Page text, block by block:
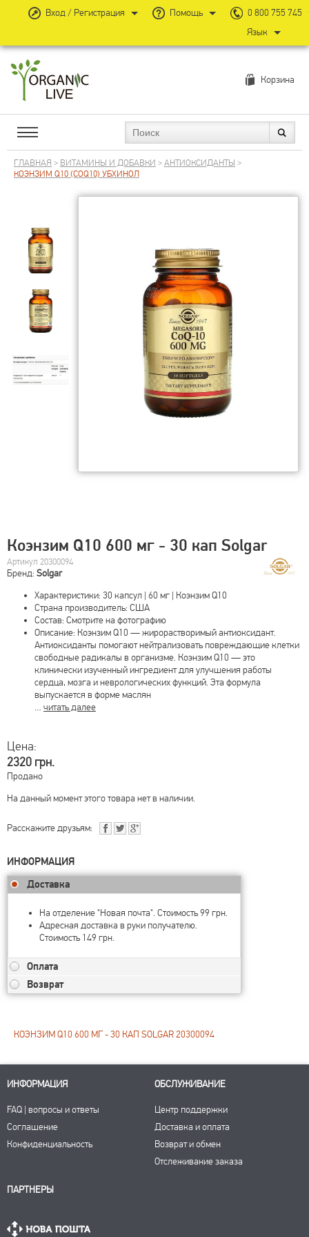
Корзина
ГЛАВНАЯ > ВИТАМИНЫ И ДОБАВКИ >АНТИОКСИДАНТЫ >
КОЭНЗИМ Q10 (COQ10) УБХИНОЛ
Коэнзим Q10 600 мг - 30 кап Solgar
Артикул 20300094
Бренд: Solgar
Характеристики: 30 капсул | 60 мг | Коэнзим Q10
Страна производитель: США
Состав: Смотрите на фотографию
Описание: Коэнзим Q10 — жирорастворимый антиоксидант.
Антиоксиданты помогают нейтрализовать повреждающие клетки
свободные радикалы в организме. Коэнзим Q10 — это
клинически изученный ингредиент для улучшения работы
сердца, мозга и неврологических функций. Эта формула
выпускается в форме маслян
… читать далее
Цена:
2320 грн.
Продано
На данный момент этого товара нет в наличии.
Расскажите друзьям:
ИНФОРМАЦИЯ
Доставка
На отделение "Новая почта". Стоимость 99 грн.
Адресная доставка в руки получателю.
Стоимость 149 грн.
Оплата
Возврат
Вход / Регистрация Помощь
0 800 755 745
Язык
КОЭНЗИМ Q10 600 МГ - 30 КАП SOLGAR 20300094
ИНФОРМАЦИЯ
FAQ | вопросы и ответы
Соглашение
Конфиденциальность
ОБСЛУЖИВАНИЕ
Центр поддержки
Доставка и оплата
Возврат и обмен
Отслеживание заказа
ПАРТНЕРЫ